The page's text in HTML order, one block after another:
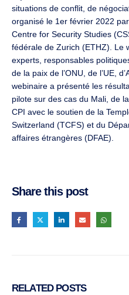
situations de conflit, de
organisé le 1er février 2022
Centre for Security Studies
fédérale de Zurich (ETHZ). Le
experts, responsables
de la paix de l’ONU, de l’UE,
webinaire a présenté les
pilote sur des cas du Mali, de
CPI avec le soutien de la
Switzerland (TCFS) et du
affaires étrangères (DFAE).
Share this post
RELATED POSTS